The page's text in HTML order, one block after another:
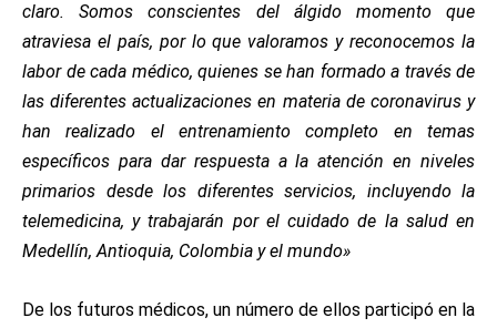
claro. Somos conscientes del álgido momento que
atraviesa el país, por lo que valoramos y reconocemos la
labor de cada médico, quienes se han formado a través de
las diferentes actualizaciones en materia de coronavirus y
han realizado el entrenamiento completo en temas
específicos para dar respuesta a la atención en niveles
primarios desde los diferentes servicios, incluyendo la
telemedicina, y trabajarán por el cuidado de la salud en
Medellín, Antioquia, Colombia y el mundo»
De los futuros médicos, un número de ellos participó en la